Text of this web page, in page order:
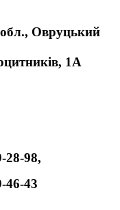
Овруцький
1А
28-98,
46-43